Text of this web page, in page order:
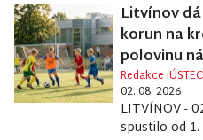
Litvínov
korun na
polovinu
Redakce
02. 08. 2026
LITVÍNOV -
spustilo od 1.